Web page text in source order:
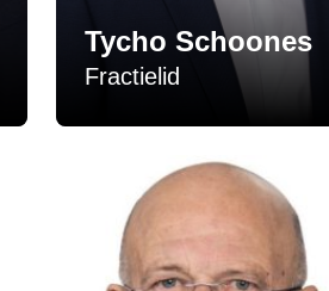
Tycho Schoones
Fractielid